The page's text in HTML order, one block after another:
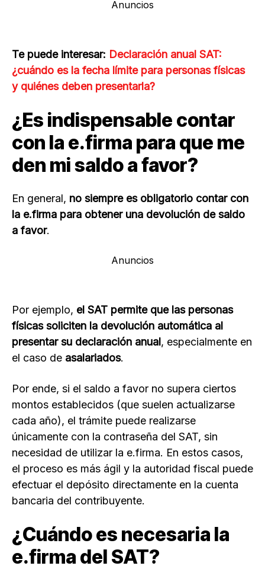
Anuncios
Te puede interesar: Declaración anual SAT:
¿cuándo es la fecha límite para personas físicas
y quiénes deben presentarla?
¿Es indispensable contar
con la e.firma para que me
den mi saldo a favor?
En general, no siempre es obligatorio contar con
la e.firma para obtener una devolución de saldo
a favor.
Anuncios
Por ejemplo, el SAT permite que las personas
físicas soliciten la devolución automática al
presentar su declaración anual, especialmente en
el caso de asalariados.
Por ende, si el saldo a favor no supera ciertos
montos establecidos (que suelen actualizarse
cada año), el trámite puede realizarse
únicamente con la contraseña del SAT, sin
necesidad de utilizar la e.firma. En estos casos,
el proceso es más ágil y la autoridad fiscal puede
efectuar el depósito directamente en la cuenta
bancaria del contribuyente.
¿Cuándo es necesaria la
e.firma del SAT?